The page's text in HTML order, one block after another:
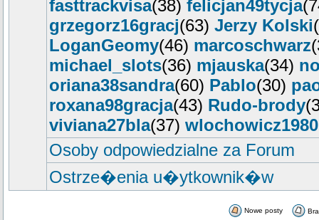
fasttrackvisa(38) felicjan49tycja
grzegorz16gracj(63) Jerzy Kolski
LoganGeomy(46) marcoschwarz
michael_slots(36) mjauska(34)
oriana38sandra(60) Pablo(30)
roxana98gracja(43) Rudo-brody
viviana27bla(37) wlochowicz1980
Osoby odpowiedzialne za Forum
Ostrze�enia u�ytkownik�w
Nowe posty